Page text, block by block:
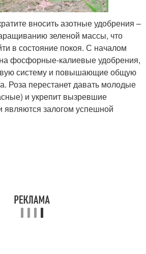
вносить азотные удобрения –
зеленой массы, что
в состояние покоя. С началом
фосфорные-калиевые удобрения,
систему и повышающие общую
Роза перестанет давать молодые
и укрепит вызревшие
являются залогом успешной